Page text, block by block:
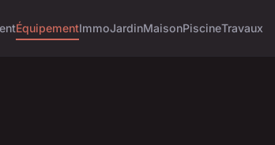
ÉquipementImmoJardinMaisonPiscineTravaux